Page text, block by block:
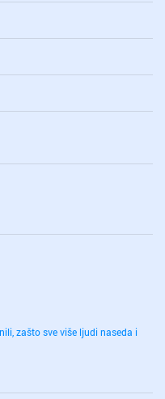
zašto sve više ljudi naseda i